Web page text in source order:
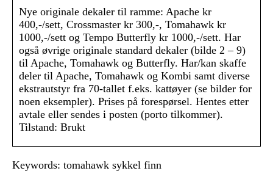
Nye originale dekaler til ramme: Apache kr
400,-/sett, Crossmaster kr 300,-, Tomahawk kr
1000,-/sett og Tempo Butterfly kr 1000,-/sett. Har
også øvrige originale standard dekaler (bilde 2 – 9)
til Apache, Tomahawk og Butterfly. Har/kan skaffe
deler til Apache, Tomahawk og Kombi samt diverse
ekstrautstyr fra 70-tallet f.eks. kattøyer (se bilder for
noen eksempler). Prises på forespørsel. Hentes etter
avtale eller sendes i posten (porto tilkommer).
Tilstand: Brukt
Keywords: tomahawk sykkel finn